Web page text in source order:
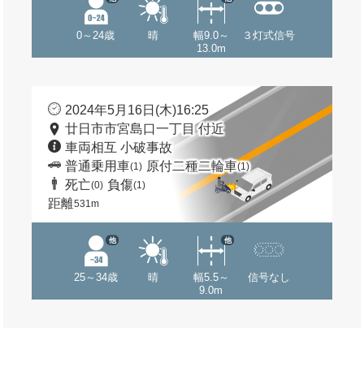
0～24歳 晴
幅9.0～
13.0m
３灯式信号
2024年5月16日(木)16:25
廿日市市宮島口一丁目 付近
車両相互 小破事故
普通乗用車(1) 原付二種二輪車(1)
死亡(0) 負傷(1)
距離531m
25～34歳
他
晴
幅5.5～
9.0m
他
信号なし